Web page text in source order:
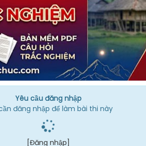
Yêu cầu đăng nhập
đăng nhập để làm bài thi này
[Đăng nhập]